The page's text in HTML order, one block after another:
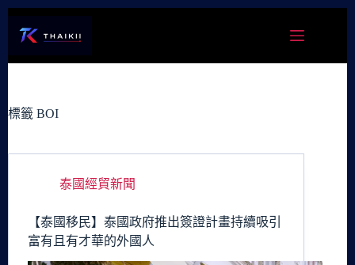
容
標籤 BOI
泰國經貿新聞
【泰國移民】泰國政府推出簽證計畫持續吸引
富有且有才華的外國人